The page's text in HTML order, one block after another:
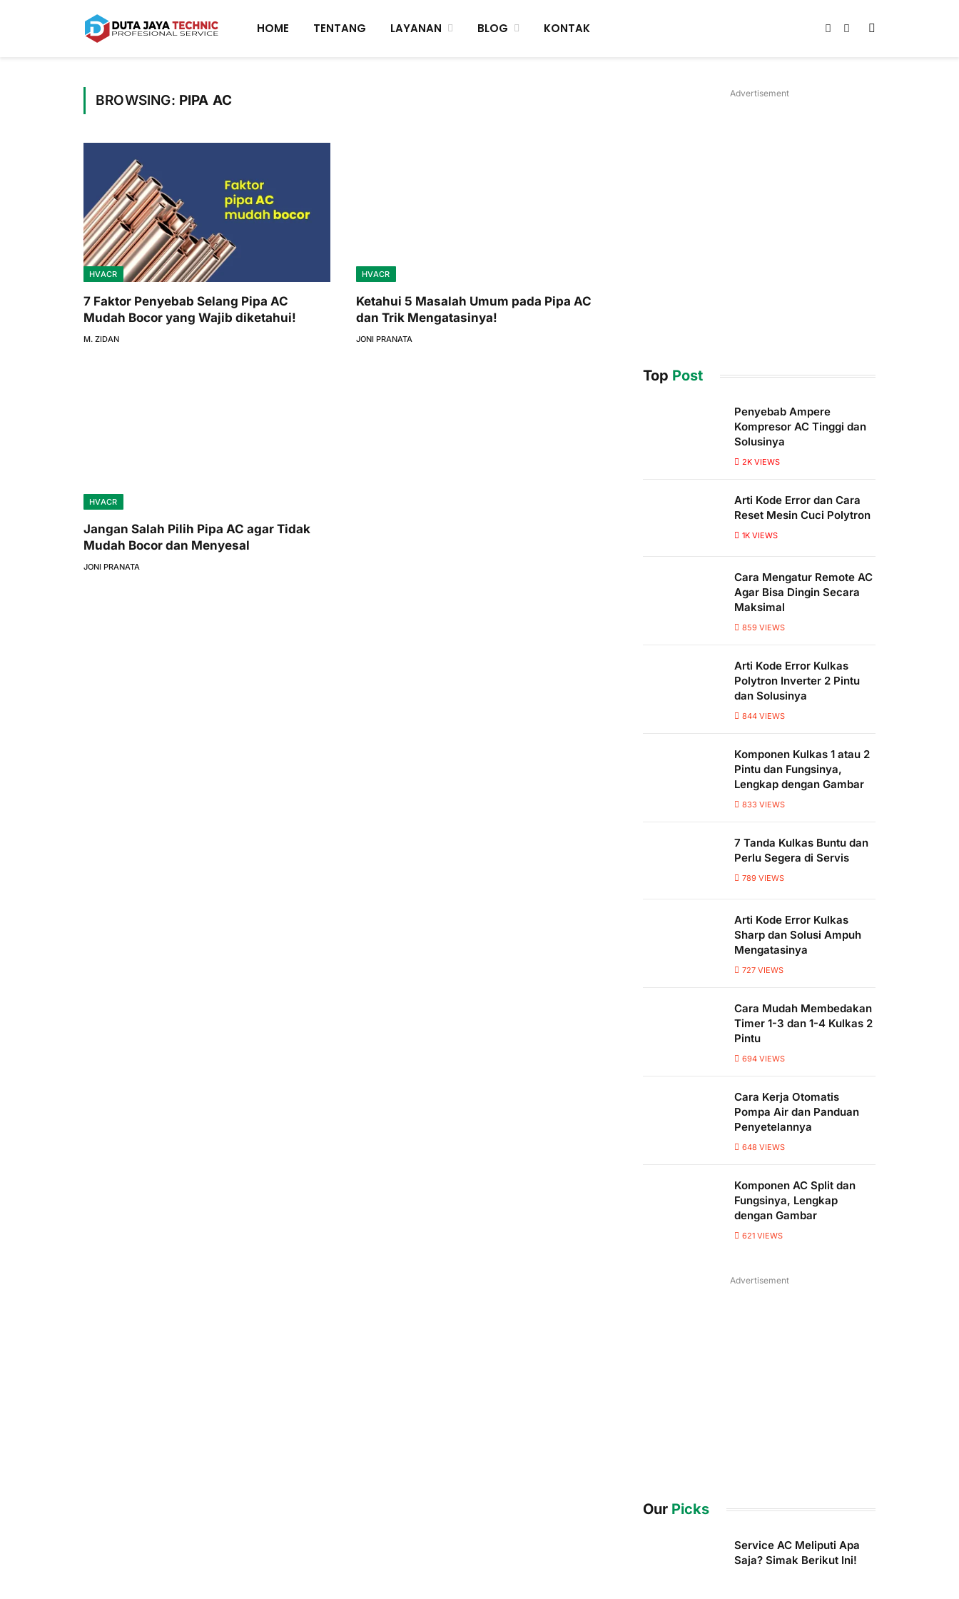
HOME TENTANG LAYANAN BLOG KONTAK Instagram
TikTok
BROWSING: PIPA AC
HVACR
7 Faktor Penyebab Selang Pipa AC
Mudah Bocor yang Wajib diketahui!
M. ZIDAN
HVACR
Ketahui 5 Masalah Umum pada Pipa AC
dan Trik Mengatasinya!
JONI PRANATA
HVACR
Jangan Salah Pilih Pipa AC agar Tidak
Mudah Bocor dan Menyesal
JONI PRANATA
Advertisement
Top Post
Penyebab Ampere
Kompresor AC Tinggi dan
Solusinya
2K VIEWS
Arti Kode Error dan Cara
Reset Mesin Cuci Polytron
1K VIEWS
Cara Mengatur Remote AC
Agar Bisa Dingin Secara
Maksimal
859 VIEWS
Arti Kode Error Kulkas
Polytron Inverter 2 Pintu
dan Solusinya
844 VIEWS
Komponen Kulkas 1 atau 2
Pintu dan Fungsinya,
Lengkap dengan Gambar
833 VIEWS
7 Tanda Kulkas Buntu dan
Perlu Segera di Servis
789 VIEWS
Arti Kode Error Kulkas
Sharp dan Solusi Ampuh
Mengatasinya
727 VIEWS
Cara Mudah Membedakan
Timer 1-3 dan 1-4 Kulkas 2
Pintu
694 VIEWS
Cara Kerja Otomatis
Pompa Air dan Panduan
Penyetelannya
648 VIEWS
Komponen AC Split dan
Fungsinya, Lengkap
dengan Gambar
621 VIEWS
Advertisement
Our Picks
Service AC Meliputi Apa
Saja? Simak Berikut Ini!